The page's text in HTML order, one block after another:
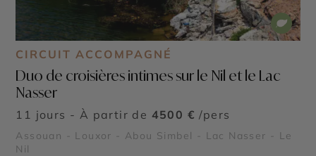
CIRCUIT ACCOMPAGNÉ
Duo de croisières intimes sur le Nil et le Lac
Nasser
11 jours - À partir de 4500 € /pers
Assouan - Louxor - Abou Simbel - Lac Nasser - Le
Nil